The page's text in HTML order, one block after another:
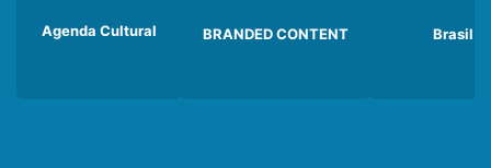
Agenda Cultural BRANDED CONTENT Brasil